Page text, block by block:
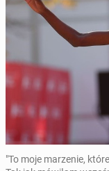
"To moje marzenie,